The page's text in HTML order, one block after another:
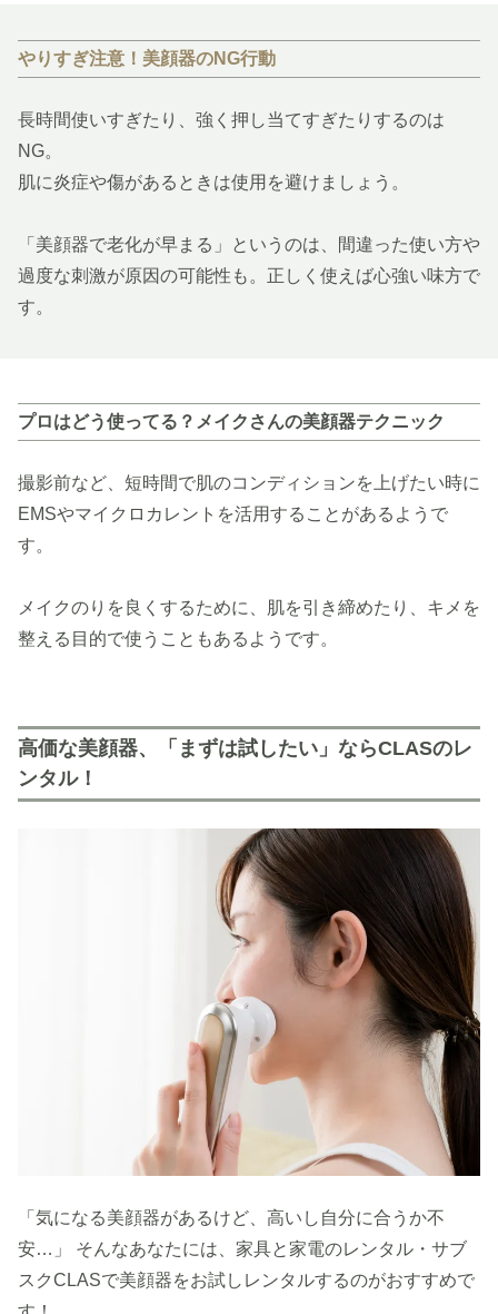
やりすぎ注意！美顔器のNG行動
長時間使いすぎたり、強く押し当てすぎたりするのは
NG。
肌に炎症や傷があるときは使用を避けましょう。
「美顔器で老化が早まる」というのは、間違った使い方や
過度な刺激が原因の可能性も。正しく使えば心強い味方で
す。
プロはどう使ってる？メイクさんの美顔器テクニック
撮影前など、短時間で肌のコンディションを上げたい時に
EMSやマイクロカレントを活用することがあるようで
す。
メイクのりを良くするために、肌を引き締めたり、キメを
整える目的で使うこともあるようです。
高価な美顔器、「まずは試したい」ならCLASのレ
ンタル！
「気になる美顔器があるけど、高いし自分に合うか不
安…」 そんなあなたには、家具と家電のレンタル・サブ
スクCLASで美顔器をお試しレンタルするのがおすすめで